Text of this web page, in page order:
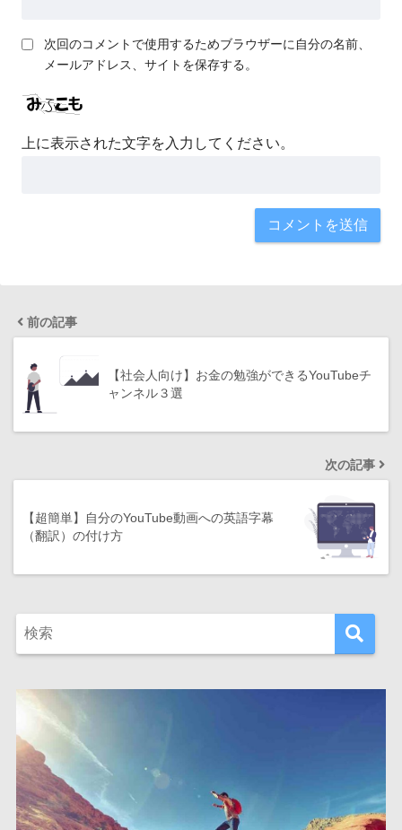
次回のコメントで使用するためブラウザーに自分の名前、
メールアドレス、サイトを保存する。
上に表示された文字を入力してください。
前の記事
【社会人向け】お金の勉強ができるYouTubeチ
ャンネル３選
次の記事
【超簡単】自分のYouTube動画への英語字幕
（翻訳）の付け方